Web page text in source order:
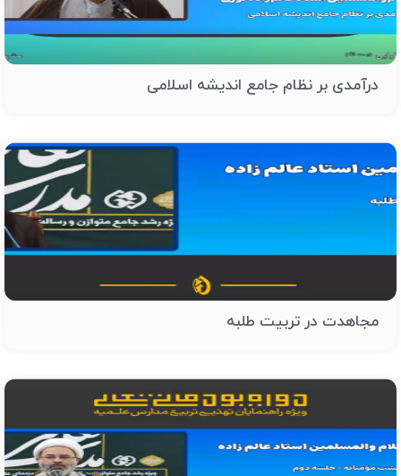
درآمدی بر نظام جامع اندیشه اسلامی
مجاهدت در تربیت طلبه